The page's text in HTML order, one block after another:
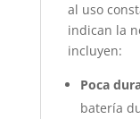
al uso
indican la
incluyen:
Poca
batería